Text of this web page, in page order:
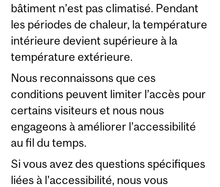
bâtiment n’est pas climatisé. Pendant
les périodes de chaleur, la température
intérieure devient supérieure à la
température extérieure.
Nous reconnaissons que ces
conditions peuvent limiter l’accès pour
certains visiteurs et nous nous
engageons à améliorer l’accessibilité
au fil du temps.
Si vous avez des questions spécifiques
liées à l’accessibilité, nous vous